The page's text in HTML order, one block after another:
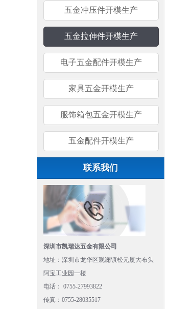
五金冲压件开模生产
五金拉伸件开模生产
电子五金配件开模生产
家具五金开模生产
服饰箱包五金开模生产
五金配件开模生产
联系我们
深圳市凯瑞达五金有限公司
地址：深圳市龙华区观澜镇松元厦大布头
阿宝工业园一楼
电话： 0755-27993822
传真：0755-28035517